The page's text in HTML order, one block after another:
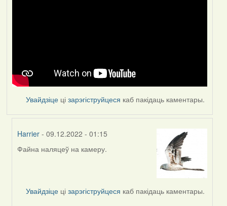
Увайдзіце цізарэгіструйцеся каб пакідаць каментары.
Harrier - 09.12.2022 - 01:15
In
Feather
Файна наляцеў на камеру.
Увайдзіце цізарэгіструйцеся каб пакідаць каментары.